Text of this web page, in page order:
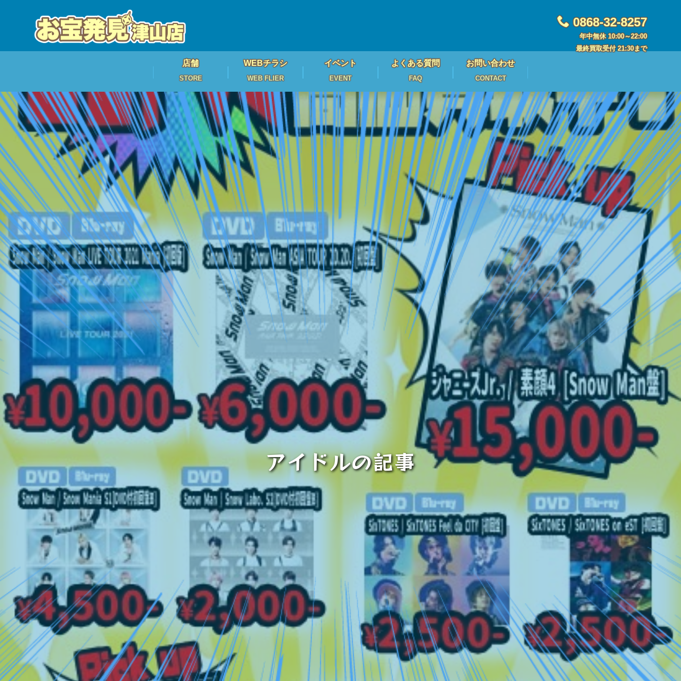
0868-32-8257
年中無休 10:00～22:00
最終買取受付 21:30まで
店舗
STORE
WEBチラシ
WEB FLIER
イベント
EVENT
よくある質問
FAQ
お問い合わせ
CONTACT
アイドルの記事